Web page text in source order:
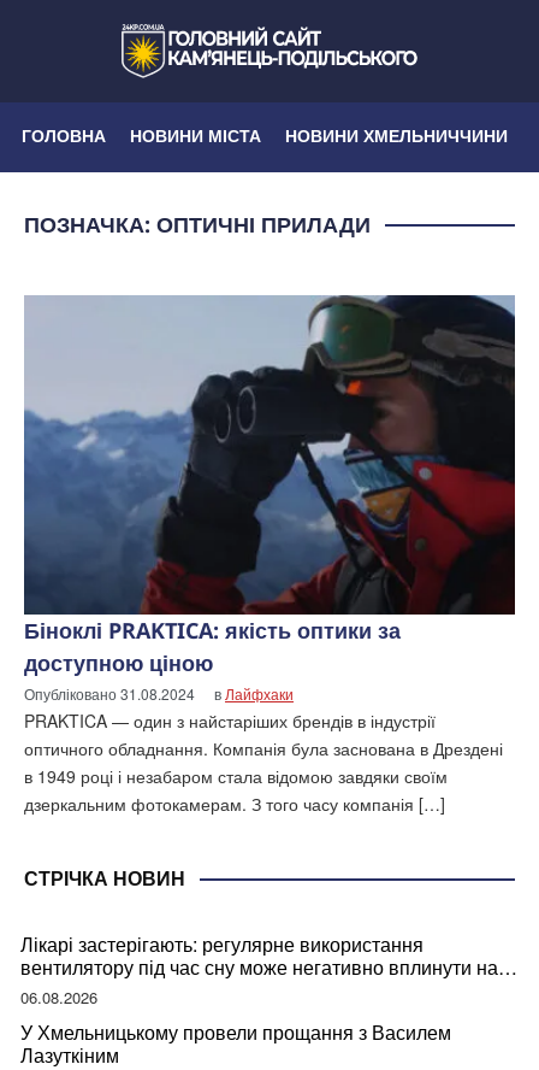
ГОЛОВНА НОВИНИ МІСТА НОВИНИ ХМЕЛЬНИЧЧИНИ
ПОЗНАЧКА: ОПТИЧНІ ПРИЛАДИ
Біноклі PRAKTICA: якість оптики за
доступною ціною
Опубліковано31.08.2024 в Лайфхаки
PRAKTICA — один з найстаріших брендів в індустрії
оптичного обладнання. Компанія була заснована в Дрездені
в 1949 році і незабаром стала відомою завдяки своїм
дзеркальним фотокамерам. З того часу компанія […]
СТРІЧКА НОВИН
Лікарі застерігають: регулярне використання
вентилятору під час сну може негативно вплинути на
ваше здоров’я
06.08.2026
У Хмельницькому провели прощання з Василем
Лазуткіним